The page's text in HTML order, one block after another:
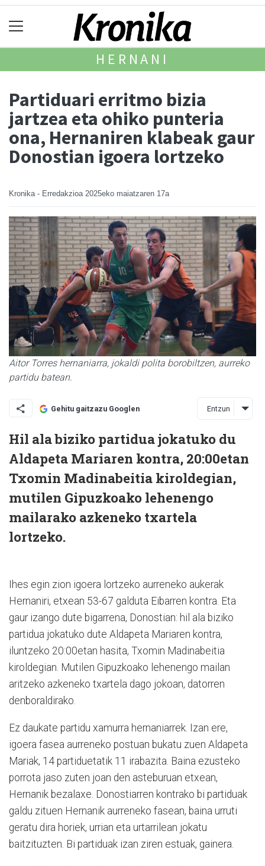
HERNANI
Partiduari erritmo bizia
jartzea eta ohiko punteria
ona, Hernaniren klabeak gaur
Donostian igoera lortzeko
Kronika - Erredakzioa 2025eko maiatzaren 17a
Aitor Torres hernaniarra, jokaldi polita borobiltzen, aurreko
partidu batean.
Gehitu gaitzazu Googlen Entzun
Hil ala biziko partidua jokatuko du
Aldapeta Mariaren kontra, 20:00etan
Txomin Madinabeitia kiroldegian,
mutilen Gipuzkoako lehenengo
mailarako azkeneko txartela
lortzeko.
Ihes egin zion igoera lortzeko aurreneko aukerak
Hernaniri, etxean 53-67 galduta Eibarren kontra. Eta
gaur izango dute bigarrena, Donostian: hil ala biziko
partidua jokatuko dute Aldapeta Mariaren kontra,
iluntzeko 20:00etan hasita, Txomin Madinabeitia
kiroldegian. Mutilen Gipuzkoako lehenengo mailan
aritzeko azkeneko txartela dago jokoan, datorren
denboraldirako.
Ez daukate partidu xamurra hernaniarrek. Izan ere,
igoera fasea aurreneko postuan bukatu zuen Aldapeta
Mariak, 14 partiduetatik 11 irabazita. Baina ezusteko
porrota jaso zuten joan den asteburuan etxean,
Hernanik bezalaxe. Donostiarren kontrako bi partiduak
galdu zituen Hernanik aurreneko fasean, baina urruti
geratu dira horiek, urrian eta urtarrilean jokatu
baitzituzten. Bi partiduak izan ziren estuak, gainera.